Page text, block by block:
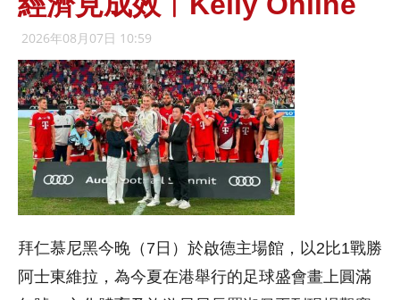
2026年08月07日 10:59
拜仁慕尼黑今晚（7日）於啟德主場館，以2比1戰勝
阿士東維拉，為今夏在港舉行的足球盛會畫上圓滿